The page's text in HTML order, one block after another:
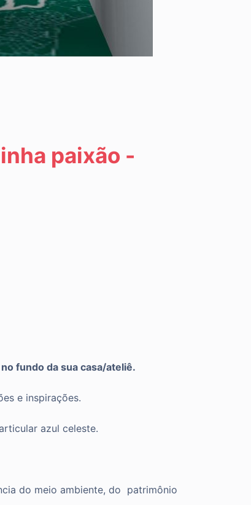
paixão -
fundo da sua casa/ateliê.
e inspirações.
azul celeste.
do meio ambiente, do patrimônio